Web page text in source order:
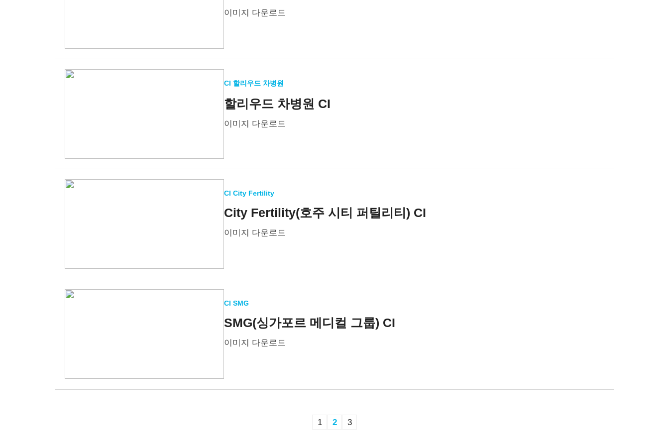
이미지 다운로드
CI 할리우드 차병원
할리우드 차병원 CI
이미지 다운로드
CI City Fertility
City Fertility(호주 시티 퍼틸리티) CI
이미지 다운로드
CI SMG
SMG(싱가포르 메디컬 그룹) CI
이미지 다운로드
1 2 3